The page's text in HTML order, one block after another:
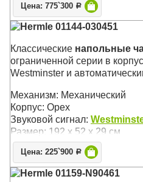
Размер: 206 х 62 х 36 см
Цена: 775`300 Р
Hermle 01144-030451
Классические напольные
ограниченной серии в
Westminster и
Механизм: Механический
Корпус: Орех
Звуковой сигнал:
Размер: 192 х 52 х 29 см
Цена: 225`900 Р
Hermle 01159-N90461